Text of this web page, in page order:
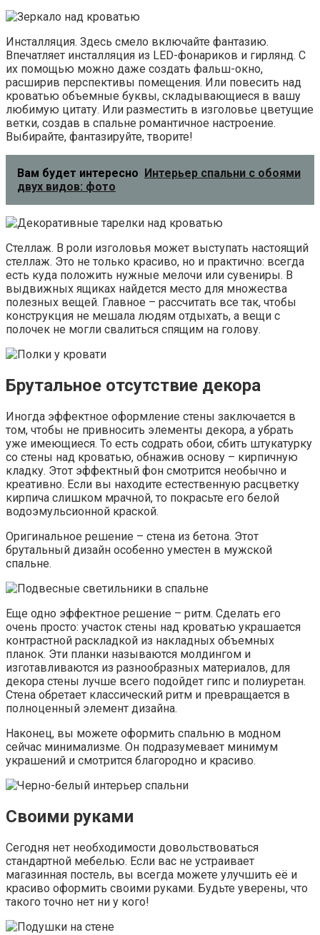
Инсталляция. Здесь смело включайте фантазию.
Впечатляет инсталляция из LED-фонариков и гирлянд. С
их помощью можно даже создать фальш-окно,
расширив перспективы помещения. Или повесить над
кроватью объемные буквы, складывающиеся в вашу
любимую цитату. Или разместить в изголовье цветущие
ветки, создав в спальне романтичное настроение.
Выбирайте, фантазируйте, творите!
Вам будет интересно
Интерьер спальни с обоями
двух видов: фото
Стеллаж. В роли изголовья может выступать настоящий
стеллаж. Это не только красиво, но и практично: всегда
есть куда положить нужные мелочи или сувениры. В
выдвижных ящиках найдется место для множества
полезных вещей. Главное – рассчитать все так, чтобы
конструкция не мешала людям отдыхать, а вещи с
полочек не могли свалиться спящим на голову.
Брутальное отсутствие декора
Иногда эффектное оформление стены заключается в
том, чтобы не привносить элементы декора, а убрать
уже имеющиеся. То есть содрать обои, сбить штукатурку
со стены над кроватью, обнажив основу – кирпичную
кладку. Этот эффектный фон смотрится необычно и
креативно. Если вы находите естественную расцветку
кирпича слишком мрачной, то покрасьте его белой
водоэмульсионной краской.
Оригинальное решение – стена из бетона. Этот
брутальный дизайн особенно уместен в мужской
спальне.
Еще одно эффектное решение – ритм. Сделать его
очень просто: участок стены над кроватью украшается
контрастной раскладкой из накладных объемных
планок. Эти планки называются молдингом и
изготавливаются из разнообразных материалов, для
декора стены лучше всего подойдет гипс и полиуретан.
Стена обретает классический ритм и превращается в
полноценный элемент дизайна.
Наконец, вы можете оформить спальню в модном
сейчас минимализме. Он подразумевает минимум
украшений и смотрится благородно и красиво.
Своими руками
Сегодня нет необходимости довольствоваться
стандартной мебелью. Если вас не устраивает
магазинная постель, вы всегда можете улучшить её и
красиво оформить своими руками. Будьте уверены, что
такого точно нет ни у кого!